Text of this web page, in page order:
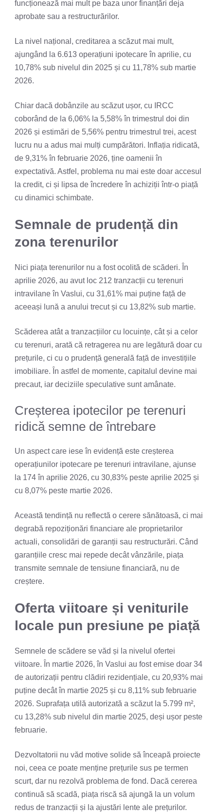
funcționează mai mult pe baza unor finanțări deja
aprobate sau a restructurărilor.
La nivel național, creditarea a scăzut mai mult,
ajungând la 6.613 operațiuni ipotecare în aprilie, cu
10,78% sub nivelul din 2025 și cu 11,78% sub martie
2026.
Chiar dacă dobânzile au scăzut ușor, cu IRCC
coborând de la 6,06% la 5,58% în trimestrul doi din
2026 și estimări de 5,56% pentru trimestrul trei, acest
lucru nu a adus mai mulți cumpărători. Inflația ridicată,
de 9,31% în februarie 2026, ține oamenii în
expectativă. Astfel, problema nu mai este doar accesul
la credit, ci și lipsa de încredere în achiziții într-o piață
cu dinamici schimbate.
Semnale de prudență din
zona terenurilor
Nici piața terenurilor nu a fost ocolită de scăderi. În
aprilie 2026, au avut loc 212 tranzacții cu terenuri
intravilane în Vaslui, cu 31,61% mai puține față de
aceeași lună a anului trecut și cu 13,82% sub martie.
Scăderea atât a tranzacțiilor cu locuințe, cât și a celor
cu terenuri, arată că retragerea nu are legătură doar cu
prețurile, ci cu o prudență generală față de investițiile
imobiliare. În astfel de momente, capitalul devine mai
precaut, iar deciziile speculative sunt amânate.
Creșterea ipotecilor pe terenuri
ridică semne de întrebare
Un aspect care iese în evidență este creșterea
operațiunilor ipotecare pe terenuri intravilane, ajunse
la 174 în aprilie 2026, cu 30,83% peste aprilie 2025 și
cu 8,07% peste martie 2026.
Această tendință nu reflectă o cerere sănătoasă, ci mai
degrabă repoziționări financiare ale proprietarilor
actuali, consolidări de garanții sau restructurări. Când
garanțiile cresc mai repede decât vânzările, piața
transmite semnale de tensiune financiară, nu de
creștere.
Oferta viitoare și veniturile
locale pun presiune pe piață
Semnele de scădere se văd și la nivelul ofertei
viitoare. În martie 2026, în Vaslui au fost emise doar 34
de autorizații pentru clădiri rezidențiale, cu 20,93% mai
puține decât în martie 2025 și cu 8,11% sub februarie
2026. Suprafața utilă autorizată a scăzut la 5.799 m²,
cu 13,28% sub nivelul din martie 2025, deși ușor peste
februarie.
Dezvoltatorii nu văd motive solide să înceapă proiecte
noi, ceea ce poate menține prețurile sus pe termen
scurt, dar nu rezolvă problema de fond. Dacă cererea
continuă să scadă, piața riscă să ajungă la un volum
redus de tranzacții și la ajustări lente ale prețurilor.